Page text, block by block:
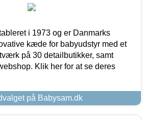
i 1973 og er Danmarks
kæde for babyudstyr med et
på 30 detailbutikker, samt
Klik her for at se deres
på Babysam.dk